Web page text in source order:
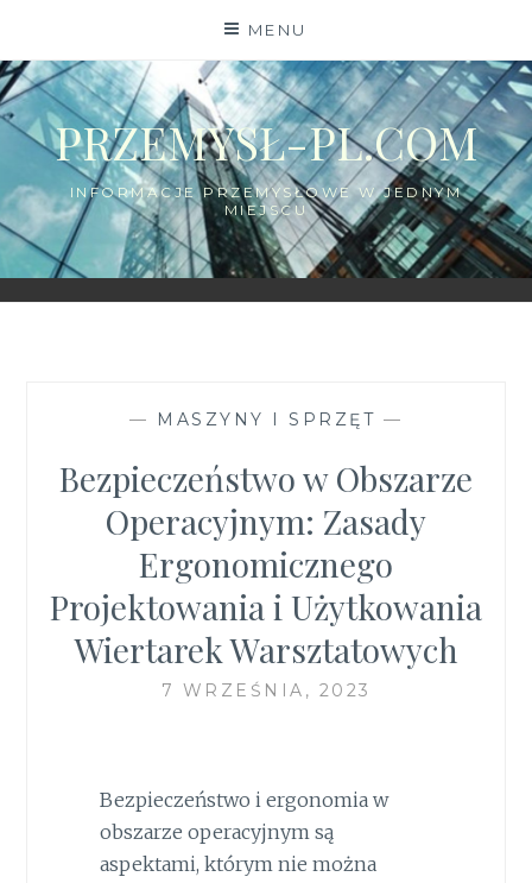
content
MENU
PRZEMYSŁ-PL.COM
INFORMACJE PRZEMYSŁOWE W JEDNYM
MIEJSCU
— MASZYNY I SPRZĘT —
Bezpieczeństwo w Obszarze
Operacyjnym: Zasady
Ergonomicznego
Projektowania i Użytkowania
Wiertarek Warsztatowych
7 WRZEŚNIA, 2023
Bezpieczeństwo i ergonomia w
obszarze operacyjnym są
aspektami, którym nie można